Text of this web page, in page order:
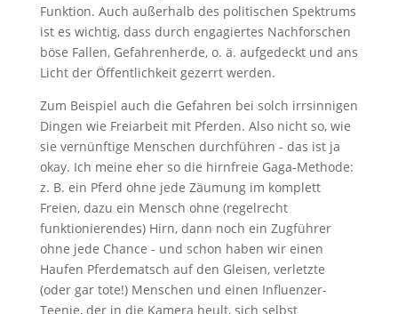
Funktion. Auch außerhalb des politischen Spektrums
ist es wichtig, dass durch engagiertes Nachforschen
böse Fallen, Gefahrenherde, o. ä. aufgedeckt und ans
Licht der Öffentlichkeit gezerrt werden.
Zum Beispiel auch die Gefahren bei solch irrsinnigen
Dingen wie Freiarbeit mit Pferden. Also nicht so, wie
sie vernünftige Menschen durchführen - das ist ja
okay. Ich meine eher so die hirnfreie Gaga-Methode:
z. B. ein Pferd ohne jede Zäumung im komplett
Freien, dazu ein Mensch ohne (regelrecht
funktionierendes) Hirn, dann noch ein Zugführer
ohne jede Chance - und schon haben wir einen
Haufen Pferdematsch auf den Gleisen, verletzte
(oder gar tote!) Menschen und einen Influenzer-
Teenie, der in die Kamera heult, sich selbst